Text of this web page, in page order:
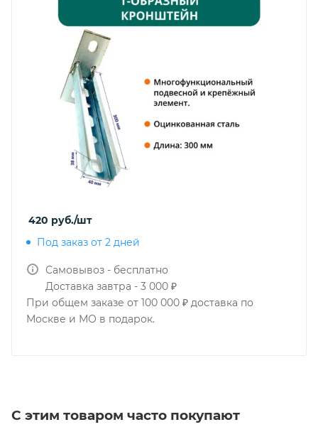
420 руб./шт
Под заказ от 2 дней
Самовывоз - бесплатно
Доставка завтра - 3 000 ₽
При общем заказе от 100 000 ₽ доставка по
Москве и МО в подарок.
С этим товаром часто покупают